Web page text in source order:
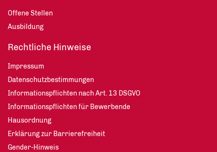
Offene Stellen
Ausbildung
Rechtliche Hinweise
Impressum
Datenschutzbestimmungen
Informationspflichten nach Art. 13 DSGVO
Informationspflichten für Bewerbende
Hausordnung
Erklärung zur Barrierefreiheit
Gender-Hinweis